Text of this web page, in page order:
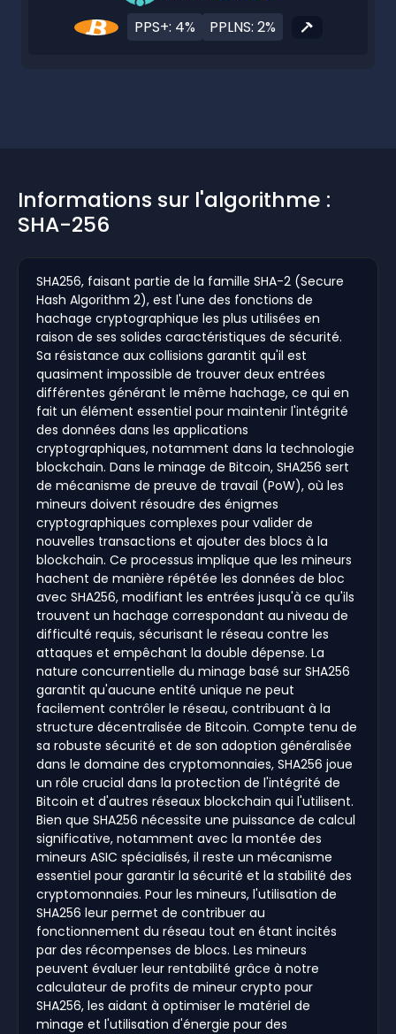
PPS+: 4% PPLNS: 2%
Informations sur l'algorithme :
SHA-256
SHA256, faisant partie de la famille SHA-2 (Secure
Hash Algorithm 2), est l'une des fonctions de
hachage cryptographique les plus utilisées en
raison de ses solides caractéristiques de sécurité.
Sa résistance aux collisions garantit qu'il est
quasiment impossible de trouver deux entrées
différentes générant le même hachage, ce qui en
fait un élément essentiel pour maintenir l'intégrité
des données dans les applications
cryptographiques, notamment dans la technologie
blockchain. Dans le minage de Bitcoin, SHA256 sert
de mécanisme de preuve de travail (PoW), où les
mineurs doivent résoudre des énigmes
cryptographiques complexes pour valider de
nouvelles transactions et ajouter des blocs à la
blockchain. Ce processus implique que les mineurs
hachent de manière répétée les données de bloc
avec SHA256, modifiant les entrées jusqu'à ce qu'ils
trouvent un hachage correspondant au niveau de
difficulté requis, sécurisant le réseau contre les
attaques et empêchant la double dépense. La
nature concurrentielle du minage basé sur SHA256
garantit qu'aucune entité unique ne peut
facilement contrôler le réseau, contribuant à la
structure décentralisée de Bitcoin. Compte tenu de
sa robuste sécurité et de son adoption généralisée
dans le domaine des cryptomonnaies, SHA256 joue
un rôle crucial dans la protection de l'intégrité de
Bitcoin et d'autres réseaux blockchain qui l'utilisent.
Bien que SHA256 nécessite une puissance de calcul
significative, notamment avec la montée des
mineurs ASIC spécialisés, il reste un mécanisme
essentiel pour garantir la sécurité et la stabilité des
cryptomonnaies. Pour les mineurs, l'utilisation de
SHA256 leur permet de contribuer au
fonctionnement du réseau tout en étant incités
par des récompenses de blocs. Les mineurs
peuvent évaluer leur rentabilité grâce à notre
calculateur de profits de mineur crypto pour
SHA256, les aidant à optimiser le matériel de
minage et l'utilisation d'énergie pour des